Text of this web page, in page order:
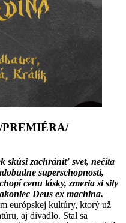
PREMIÉRA/
skúsi zachrániť svet, nečíta
superschopnosti,
cenu lásky, zmeria si sily
Deus ex machina.
európskej kultúry, ktorý už
aj divadlo. Stal sa